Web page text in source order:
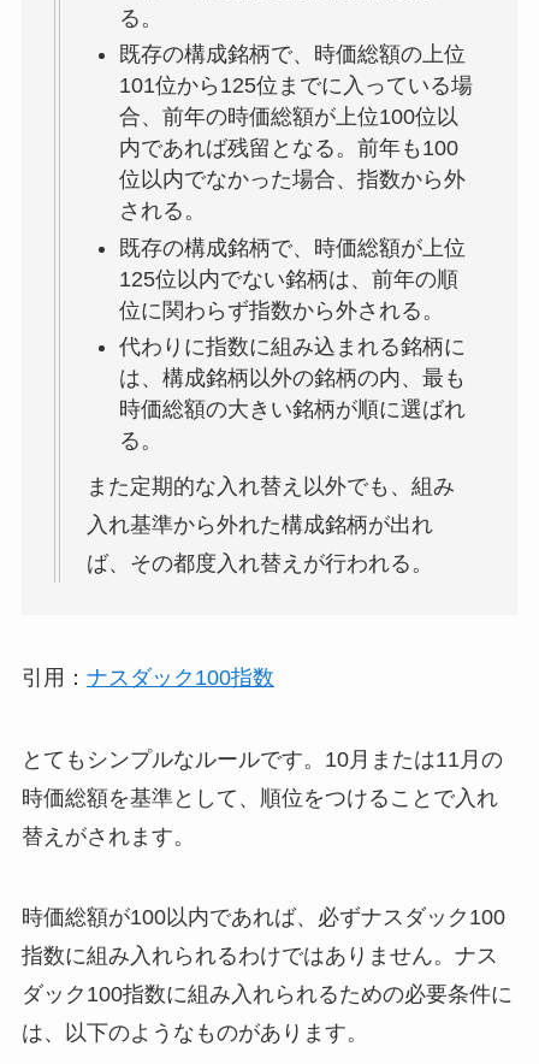
る。
既存の構成銘柄で、時価総額の上位
101位から125位までに入っている場
合、前年の時価総額が上位100位以
内であれば残留となる。前年も100
位以内でなかった場合、指数から外
される。
既存の構成銘柄で、時価総額が上位
125位以内でない銘柄は、前年の順
位に関わらず指数から外される。
代わりに指数に組み込まれる銘柄に
は、構成銘柄以外の銘柄の内、最も
時価総額の大きい銘柄が順に選ばれ
る。
また定期的な入れ替え以外でも、組み
入れ基準から外れた構成銘柄が出れ
ば、その都度入れ替えが行われる。
引用： ナスダック100指数
とてもシンプルなルールです。10月または11月の
時価総額を基準として、順位をつけることで入れ
替えがされます。
時価総額が100以内であれば、必ずナスダック100
指数に組み入れられるわけではありません。ナス
ダック100指数に組み入れられるための必要条件に
は、以下のようなものがあります。